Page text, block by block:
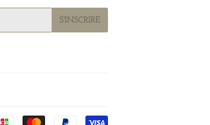
S'INSCRIRE